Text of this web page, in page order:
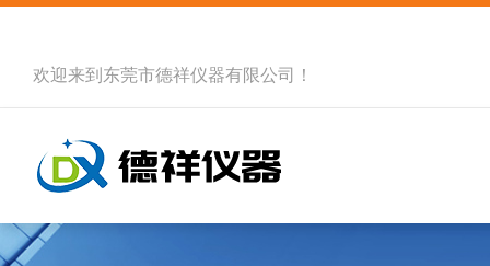
欢迎来到 东莞市德祥仪器有限公司 ！